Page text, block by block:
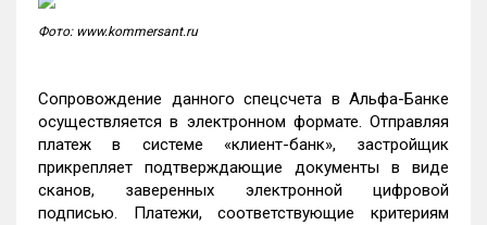
Фото: www.kommersant.ru
Сопровождение данного спецсчета в Альфа-Банке
осуществляется в электронном формате. Отправляя
платеж в системе «клиент-банк», застройщик
прикрепляет подтверждающие документы в виде
сканов, заверенных электронной цифровой
подписью. Платежи, соответствующие критериям